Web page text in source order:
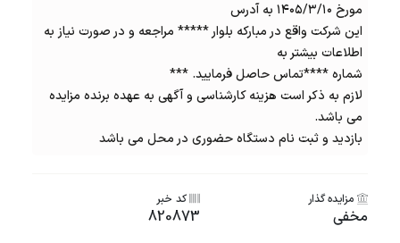
مورخ ۱۴۰۵/۳/۱۰ به آدرس
این شرکت واقع در مبارکه بلوار ***** مراجعه و در صورت نیاز به
اطلاعات بیشتر به
شماره ****تماس حاصل فرمایید. ***
لازم به ذکر است هزینه کارشناسی و آگهی به عهده برنده مزایده
می باشد.
بازدید و ثبت نام دستگاه حضوری در محل می باشد
مزایده گذار
مخفی
کد خبر
820873